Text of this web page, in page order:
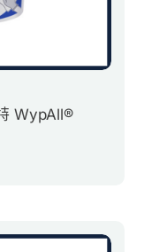
WypAll®